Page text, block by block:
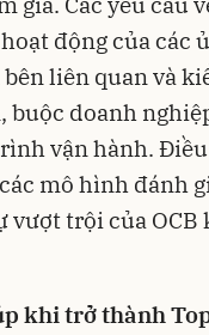
động của các
liên quan và
buộc doanh
vận hành.
mô hình đánh
vượt trội của
khi trở thành